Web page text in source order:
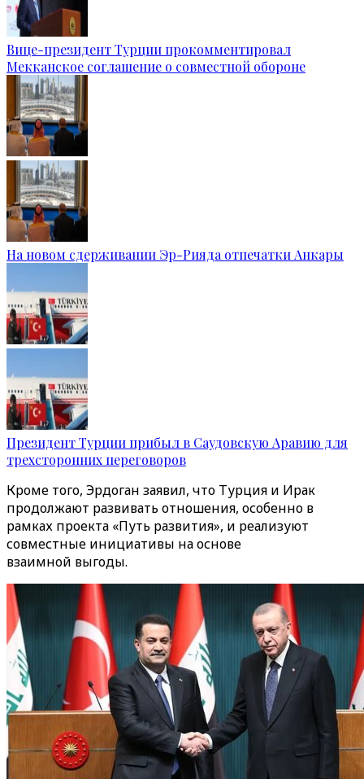
Вице-президент Турции прокомментировал
Мекканское соглашение о совместной обороне
На новом сдерживании Эр-Рияда отпечатки Анкары
Президент Турции прибыл в Саудовскую Аравию для
трехсторонних переговоров
Кроме того, Эрдоган заявил, что Турция и Ирак
продолжают развивать отношения, особенно в
рамках проекта «Путь развития», и реализуют
совместные инициативы на основе
взаимной выгоды.